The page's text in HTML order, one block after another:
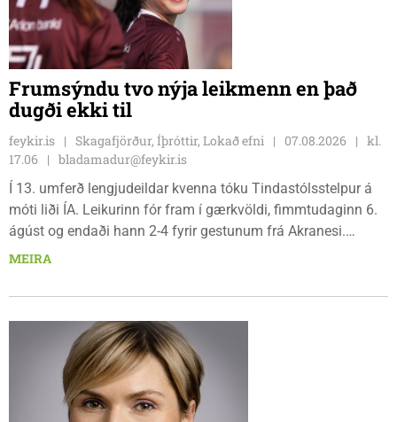
Frumsýndu tvo nýja leikmenn en það
dugði ekki til
feykir.is Skagafjörður, Íþróttir, Lokað efni 07.08.2026
kl.
17.06
bladamadur@feykir.is
Í 13. umferð lengjudeildar kvenna tóku Tindastólsstelpur á
móti liði ÍA. Leikurinn fór fram í gærkvöldi, fimmtudaginn 6.
ágúst og endaði hann 2-4 fyrir gestunum frá Akranesi.
Tindastólsliðið frumsýndi tvo nýja leikmenn en þær dönsku
tvíburar.
MEIRA